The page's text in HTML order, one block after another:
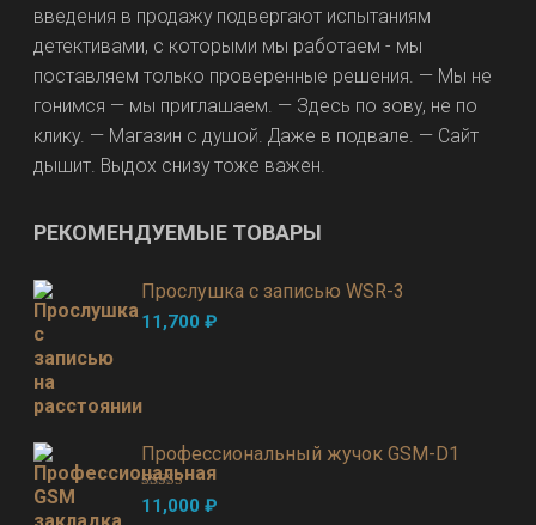
введения в продажу подвергают испытаниям
детективами, с которыми мы работаем - мы
поставляем только проверенные решения. — Мы не
гонимся — мы приглашаем. — Здесь по зову, не по
клику. — Магазин с душой. Даже в подвале. — Сайт
дышит. Выдох снизу тоже важен.
РЕКОМЕНДУЕМЫЕ ТОВАРЫ
Прослушка с записью WSR-3
11,700₽
Профессиональный жучок GSM-D1
Оценка5.00
из 5
11,000₽